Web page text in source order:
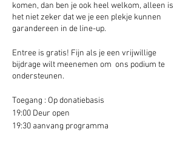
komen, dan ben je ook heel welkom, alleen is
het niet zeker dat we je een plekje kunnen
garandereen in de line-up.
Entree is gratis! Fijn als je een vrijwillige
bijdrage wilt meenemen om ons podium te
ondersteunen.
Toegang : Op donatiebasis
19:00 Deur open
19:30 aanvang programma